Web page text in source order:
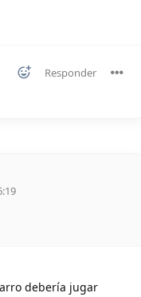
Responder
debería jugar